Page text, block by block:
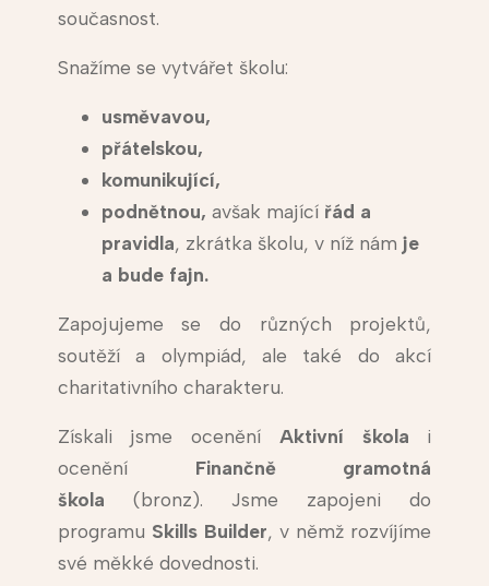
současnost.
Snažíme se vytvářet školu:
usměvavou,
přátelskou,
komunikující,
podnětnou, avšak mající řád a
pravidla, zkrátka školu, v níž nám je
a bude fajn.
Zapojujeme se do různých projektů,
soutěží a olympiád, ale také do akcí
charitativního charakteru.
Získali jsme ocenění Aktivní škola i
ocenění Finančně gramotná
škola (bronz). Jsme zapojeni do
programu Skills Builder, v němž rozvíjíme
své měkké dovednosti.